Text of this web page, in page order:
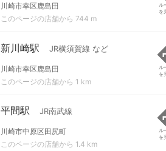
川崎市幸区鹿島田
このページの店舗から 744 m
ル
を
新川崎駅 JR横須賀線 など
川崎市幸区鹿島田
このページの店舗から 1 km
ル
を
平間駅 JR南武線
川崎市中原区田尻町
このページの店舗から 1.4 km
ル
を